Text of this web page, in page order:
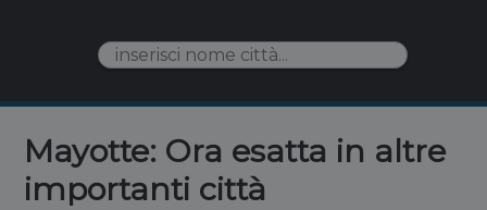
Mayotte: Ora esatta in altre
importanti città